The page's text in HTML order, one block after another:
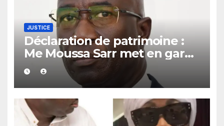
JUSTICE
Déclaration de patrimoine :
Me Moussa Sarr met en garde
les récalcitrants